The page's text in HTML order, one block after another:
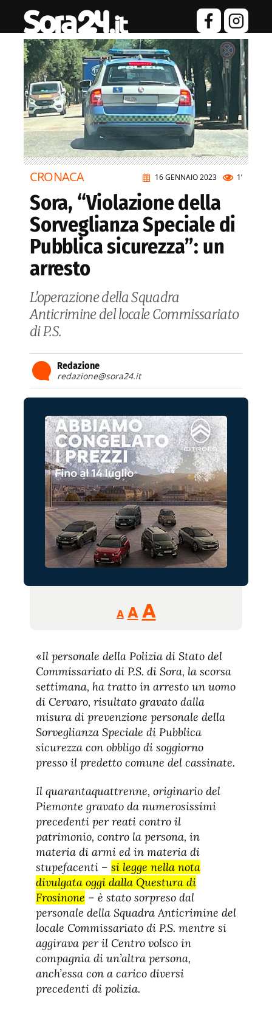
16 GENNAIO 2023 1’
CRONACA
Sora, “Violazione della
Sorveglianza Speciale di
Pubblica sicurezza”: un
arresto
L'operazione della Squadra
Anticrimine del locale Commissariato
di P.S.
Redazione
redazione@sora24.it
A
Reducir
tamaño
A Restablecer
tamaño
de
fuente
AAumentar
de
fuente.
«Il personale della Polizia di Stato del
Commissariato di P.S. di Sora, la scorsa
settimana, ha tratto in arresto un uomo
di Cervaro, risultato gravato dalla
misura di prevenzione personale della
Sorveglianza Speciale di Pubblica
sicurezza con obbligo di soggiorno
presso il predetto comune del cassinate.
Il quarantaquattrenne, originario del
Piemonte gravato da numerosissimi
precedenti per reati contro il
patrimonio, contro la persona, in
materia di armi ed in materia di
stupefacenti – si legge nella nota
divulgata oggi dalla Questura di
Frosinone – è stato sorpreso dal
personale della Squadra Anticrimine del
locale Commissariato di P.S. mentre si
aggirava per il Centro volsco in
compagnia di un’altra persona,
anch’essa con a carico diversi
precedenti di polizia.